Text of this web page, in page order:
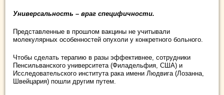
Универсальность – враг специфичности.
Представленные в прошлом вакцины не учитывали
молекулярных особенностей опухоли у конкретного больного.
Чтобы сделать терапию в разы эффективнее, сотрудники
Пенсильванского университета (Филадельфия, США) и
Исследовательского института рака имени Людвига (Лозанна,
Швейцария) пошли другим путем.